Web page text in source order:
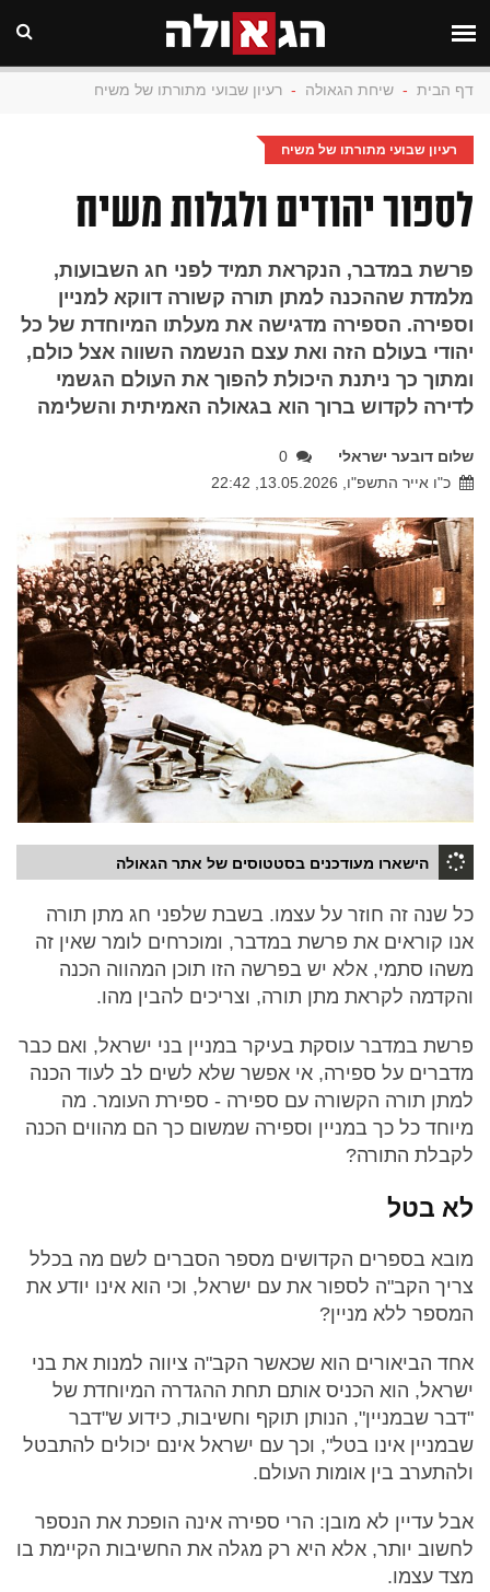
דף הבית - שיחת הגאולה - רעיון שבועי מתורתו של משיח
רעיון שבועי מתורתו של משיח
לספור יהודים ולגלות משיח
פרשת במדבר, הנקראת תמיד לפני חג השבועות,
מלמדת שההכנה למתן תורה קשורה דווקא למניין
וספירה. הספירה מדגישה את מעלתו המיוחדת של כל
יהודי בעולם הזה ואת עצם הנשמה השווה אצל כולם,
ומתוך כך ניתנת היכולת להפוך את העולם הגשמי
לדירה לקדוש ברוך הוא בגאולה האמיתית והשלימה
שלום דובער ישראלי
0
כ"ו אייר התשפ"ו, 13.05.2026, 22:42
הישארו מעודכנים בסטטוסים של אתר הגאולה
כל שנה זה חוזר על עצמו. בשבת שלפני חג מתן תורה
אנו קוראים את פרשת במדבר, ומוכרחים לומר שאין זה
משהו סתמי, אלא יש בפרשה הזו תוכן המהווה הכנה
והקדמה לקראת מתן תורה, וצריכים להבין מהו.
פרשת במדבר עוסקת בעיקר במניין בני ישראל, ואם כבר
מדברים על ספירה, אי אפשר שלא לשים לב לעוד הכנה
למתן תורה הקשורה עם ספירה - ספירת העומר. מה
מיוחד כל כך במניין וספירה שמשום כך הם מהווים הכנה
לקבלת התורה?
לא בטל
מובא בספרים הקדושים מספר הסברים לשם מה בכלל
צריך הקב"ה לספור את עם ישראל, וכי הוא אינו יודע את
המספר ללא מניין?
אחד הביאורים הוא שכאשר הקב"ה ציווה למנות את בני
ישראל, הוא הכניס אותם תחת ההגדרה המיוחדת של
"דבר שבמניין", הנותן תוקף וחשיבות, כידוע ש"דבר
שבמניין אינו בטל", וכך עם ישראל אינם יכולים להתבטל
ולהתערב בין אומות העולם.
אבל עדיין לא מובן: הרי ספירה אינה הופכת את הנספר
לחשוב יותר, אלא היא רק מגלה את החשיבות הקיימת בו
מצד עצמו.